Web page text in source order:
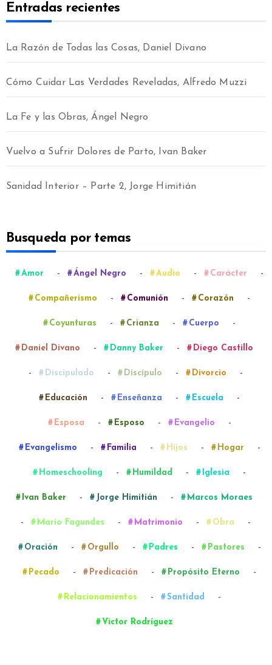
Entradas recientes
La Razón de Todas las Cosas, Daniel Divano
Cómo Cuidar Las Verdades Reveladas, Alfredo Muzzi
La Fe y las Obras, Ángel Negro
Vuelvo a Sufrir Dolores de Parto, Ivan Baker
Sanidad Interior – Parte 2, Jorge Himitián
Busqueda por temas
Amor - Ángel Negro - Audio - Carácter -
Compañerismo - Comunión - Corazón -
Coyunturas - Crianza - Cuerpo -
Daniel Divano - Danny Baker - Diego Castillo
- Discipulado - Discípulo - Divorcio -
Educación - Enseñanza - Escuela -
Esposa - Esposo - Evangelio -
Evangelismo - Familia - Hijos - Hogar -
Homeschooling - Humildad - Iglesia -
Ivan Baker - Jorge Himitián - Marcos Moraes
- Mario Fagundes - Matrimonio - Obra -
Oración - Orgullo - Padres - Pastores -
Pecado - Predicación - Propósito Eterno -
Relacionamientos - Santidad -
Víctor Rodríguez